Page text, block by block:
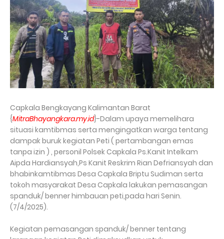
Capkala Bengkayang Kalimantan Barat
{MitraBhayangkara.my.id}-Dalam upaya memelihara
situasi kamtibmas serta mengingatkan warga tentang
dampak buruk kegiatan Peti ( pertambangan emas
tanpa izin ) , personil Polsek Capkala Ps.Kanit Intelkam
Aipda Hardiansyah,Ps Kanit Reskrim Rian Defriansyah dan
bhabinkamtibmas Desa Capkala Briptu Sudiman serta
tokoh masyarakat Desa Capkala lakukan pemasangan
spanduk/ benner himbauan peti,pada hari Senin.
(7/4/2025).
Kegiatan pemasangan spanduk/ benner tentang